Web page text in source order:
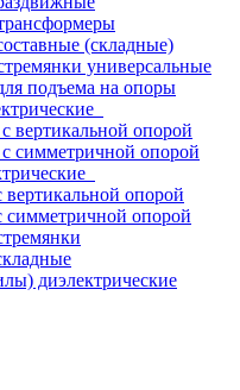
(складные)
универсальные
подъема на опоры
вертикальной опорой
симметричной опорой
опорой
симметричной опорой
диэлектрические